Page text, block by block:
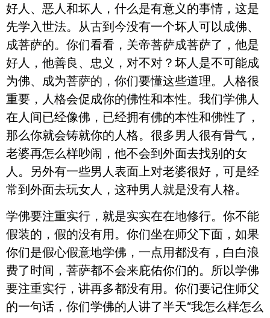
好人、恶人和坏人，什么是有意义的事情，这是
先学入世法。从古到今没有一个坏人可以成佛、
成菩萨的。你们看看，关帝菩萨成菩萨了，他是
好人，他善良、忠义，对不对？坏人是不可能成
为佛、成为菩萨的，你们要懂这些道理。人格很
重要，人格会促成你的佛性和本性。我们学佛人
在人间已经像佛，已经拥有佛的本性和佛性了，
那么你就会铸就你的人格。很多男人很有骨气，
老婆再怎么样吵闹，他不会到外面去找别的女
人。另外有一些男人表面上对老婆很好，可是经
常到外面去玩女人，这种男人就是没有人格。
学佛要注重实行，就是实实在在地修行。你不能
假装的，假的没有用。你们坐在师父下面，如果
你们是假心假意地学佛，一点用都没有，白白浪
费了时间，菩萨都不会来庇佑你们的。所以学佛
要注重实行，讲再多都没有用。你们要记住师父
的一句话，你们学佛的人讲了半天“我怎么样怎么